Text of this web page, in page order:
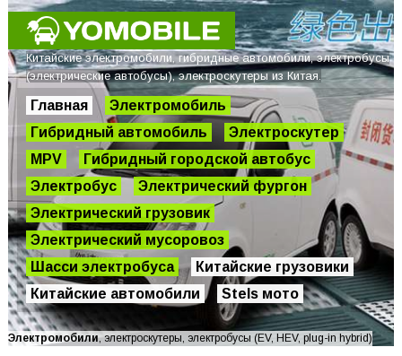
Китайские электромобили, гибридные автомобили, электробусы
(электрические автобусы), электроскутеры из Китая.
Главная
Электромобиль
Гибридный автомобиль
Электроскутер
MPV
Гибридный городской автобус
Электробус
Электрический фургон
Электрический грузовик
Электрический мусоровоз
Шасси электробуса
Китайские грузовики
Китайские автомобили
Stels мото
Электромобили, электроскутеры, электробусы (EV, HEV, plug-in hybrid)